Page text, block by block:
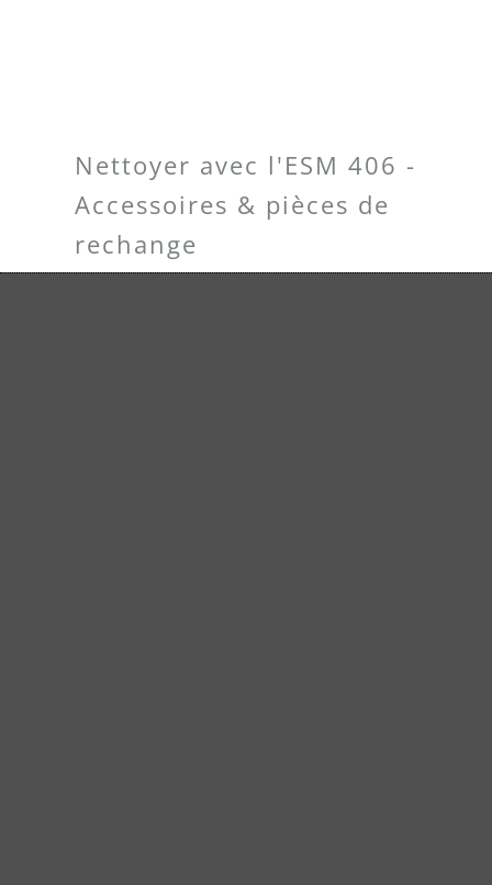
Nettoyer avec l'ESM 406 -
Accessoires & pièces de
rechange